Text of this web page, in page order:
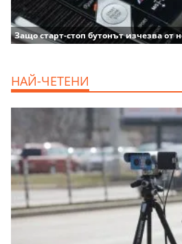
Защо старт-стоп бутонът изчезва от
НАЙ-ЧЕТЕНИ